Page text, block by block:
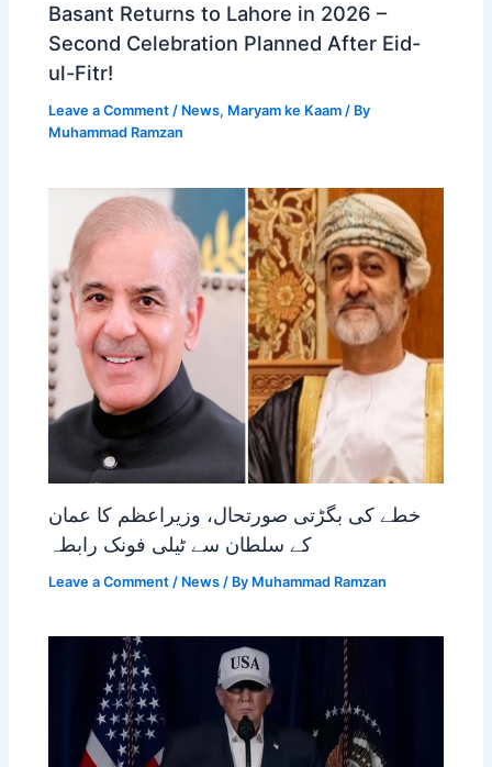
Basant Returns to Lahore in 2026 –
Second Celebration Planned After Eid-
ul-Fitr!
Leave a Comment / News, Maryam ke Kaam / By
Muhammad Ramzan
خطے کی بگڑتی صورتحال، وزیراعظم کا عمان
کے سلطان سے ٹیلی فونک رابطہ
Leave a Comment / News / By Muhammad Ramzan